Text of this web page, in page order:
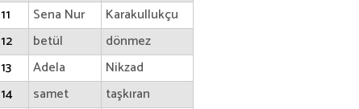
11
Sena Nur
Karakullukçu
12
betül
dönmez
13
Adela
Nikzad
14
samet
taşkıran